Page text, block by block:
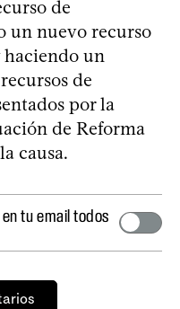
de
un nuevo recurso
un
de
por la
de Reforma
causa.
en tu email todos